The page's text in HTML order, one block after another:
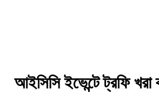
আইসিসি ইভেন্টে ট্রফি